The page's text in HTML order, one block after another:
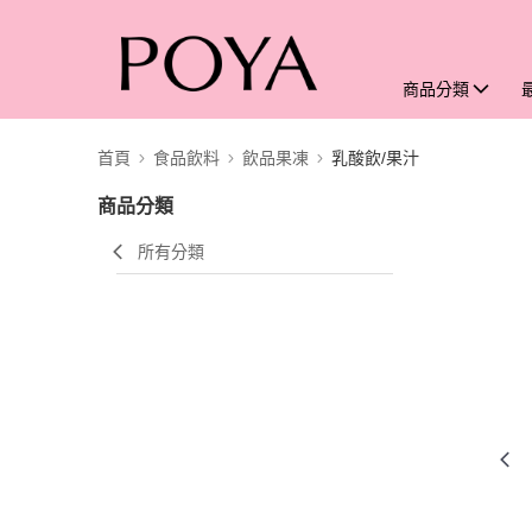
商品分類
首頁 食品飲料 飲品果凍 乳酸飲/果汁
商品分類
所有分類